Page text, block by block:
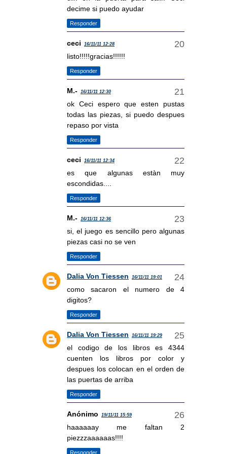
decime si puedo ayudar
Responder
ceci 16/11/11 12:28
listo!!!!!gracias!!!!!!
Responder
M.- 16/11/11 12:30
ok Ceci espero que esten pustas
todas las piezas, si puedo despues
repaso por vista
Responder
ceci 16/11/11 12:34
es que algunas estàn muy
escondidas....
Responder
M.- 16/11/11 12:36
si, el juego es sencillo pero algunas
piezas casi no se ven
Responder
Dalia Von Tiessen 16/11/11 19:01
como sacaron el numero de 4
digitos?
Responder
Dalia Von Tiessen 16/11/11 19:29
el codigo de los libros es 4344
cuenten los libros por color y
despues los colocan en el orden de
las puertas de arriba
Responder
Anónimo 19/11/11 15:59
haaaaaay me faltan 2
piezzzaaaaaas!!!!
Responder